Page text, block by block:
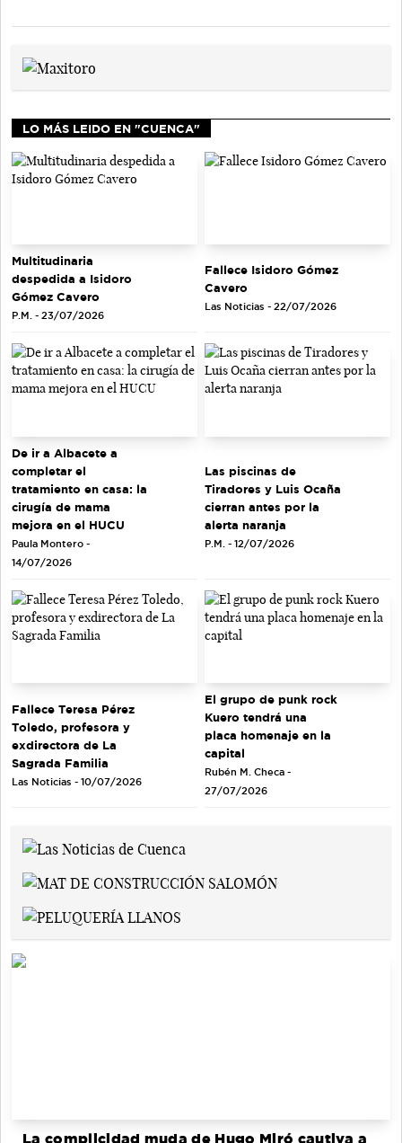
LO MÁS LEIDO EN "CUENCA"
Multitudinaria
despedida a Isidoro
Gómez Cavero
P.M. - 23/07/2026
Fallece Isidoro Gómez
Cavero
Las Noticias - 22/07/2026
De ir a Albacete a
completar el
tratamiento en casa: la
cirugía de mama
mejora en el HUCU
Paula Montero -
14/07/2026
Las piscinas de
Tiradores y Luis Ocaña
cierran antes por la
alerta naranja
P.M. - 12/07/2026
Fallece Teresa Pérez
Toledo, profesora y
exdirectora de La
Sagrada Familia
Las Noticias - 10/07/2026
El grupo de punk rock
Kuero tendrá una
placa homenaje en la
capital
Rubén M. Checa -
27/07/2026
La complicidad muda de Hugo Miró cautiva a